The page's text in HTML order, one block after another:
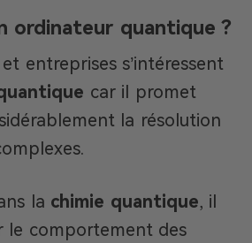
ordinateur quantique ?
entreprises s’intéressent
car il promet
la résolution
la chimie quantique, il
le comportement des